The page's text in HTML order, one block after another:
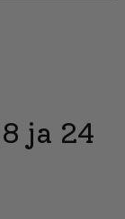
ja 24